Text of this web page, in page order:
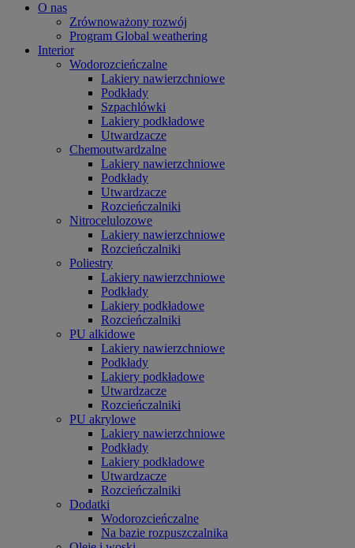
O nas
Zrównoważony rozwój
Program Global weathering
Interior
Wodorozcieńczalne
Lakiery nawierzchniowe
Podkłady
Szpachlówki
Lakiery podkładowe
Utwardzacze
Chemoutwardzalne
Lakiery nawierzchniowe
Podkłady
Utwardzacze
Rozcieńczalniki
Nitrocelulozowe
Lakiery nawierzchniowe
Rozcieńczalniki
Poliestry
Lakiery nawierzchniowe
Podkłady
Lakiery podkładowe
Rozcieńczalniki
PU alkidowe
Lakiery nawierzchniowe
Podkłady
Lakiery podkładowe
Utwardzacze
Rozcieńczalniki
PU akrylowe
Lakiery nawierzchniowe
Podkłady
Lakiery podkładowe
Utwardzacze
Rozcieńczalniki
Dodatki
Wodorozcieńczalne
Na bazie rozpuszczalnika